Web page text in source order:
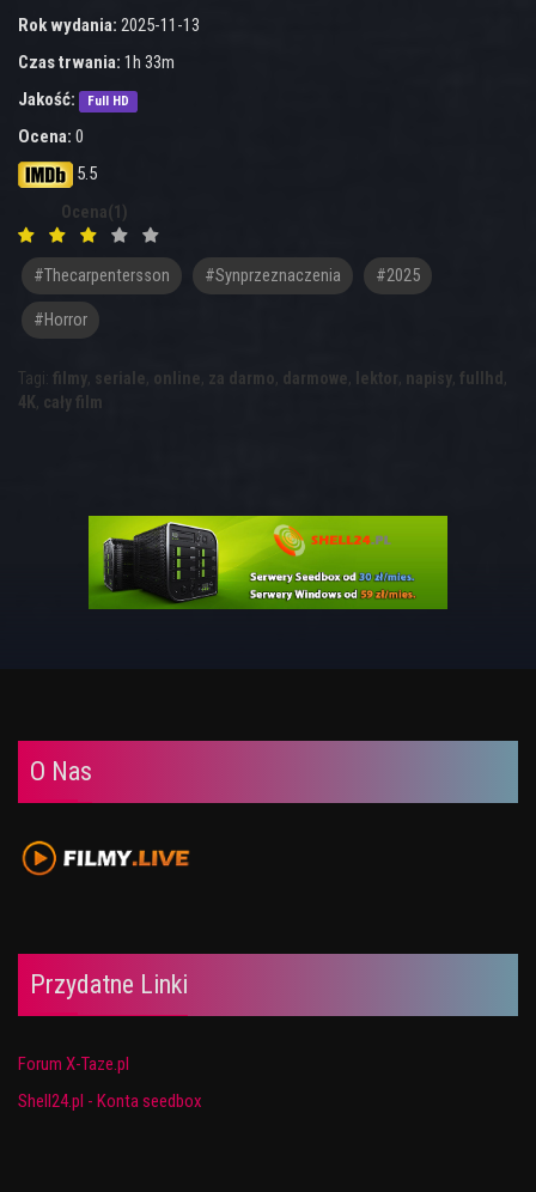
Rok wydania: 2025-11-13
Czas trwania: 1h 33m
Jakość:
Full HD
Ocena: 0
5.5
Ocena(1)
#thecarpentersson #synprzeznaczenia #2025
#Horror
Tagi: filmy, seriale, online, za darmo, darmowe, lektor, napisy, fullhd ,
4K, cały film
O Nas
Przydatne Linki
Forum X-Taze.pl
Shell24.pl - Konta seedbox